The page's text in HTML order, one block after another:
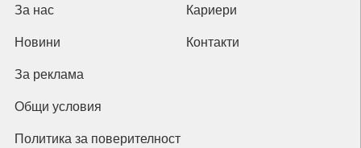
За нас Кариери
Новини Контакти
За реклама
Общи условия
Политика за поверителност